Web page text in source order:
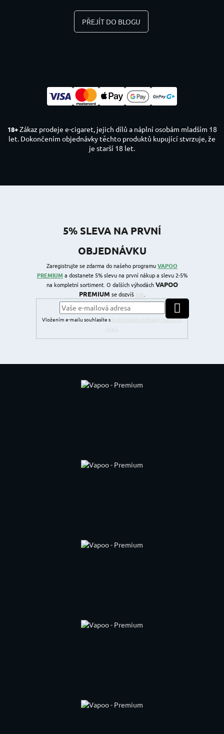
PŘEJÍT DO BLOGU
18+Zákaz prodeje e-cigaret, jejich dílů a náplní osobám mladším 18
let. Dokončením objednávky těchto produktů kupující stvrzuje, že
je starší 18 let.
5% SLEVA NA PRVNÍ
OBJEDNÁVKU
Zaregistrujte se zdarma do našeho programuVAPOO
PREMIUMa dostanete 5% slevu na první nákup a slevu 2-5%
na kompletní sortiment. O dalších výhodáchVAPOO
PREMIUM se dozvíš .
Vložením e-mailu souhlasíte s
podmínkami ochrany osobních